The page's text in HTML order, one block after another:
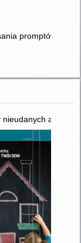
nie mówią, (bo
promptów : jak
w
pieczy
adopcji